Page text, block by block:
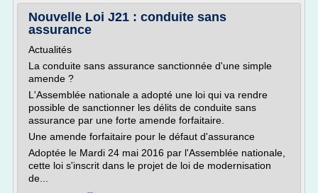
Nouvelle Loi J21 : conduite sans
assurance
Actualités
La conduite sans assurance sanctionnée d'une simple
amende ?
L'Assemblée nationale a adopté une loi qui va rendre
possible de sanctionner les délits de conduite sans
assurance par une forte amende forfaitaire.
Une amende forfaitaire pour le défaut d'assurance
Adoptée le Mardi 24 mai 2016 par l'Assemblée nationale,
cette loi s'inscrit dans le projet de loi de modernisation
de...